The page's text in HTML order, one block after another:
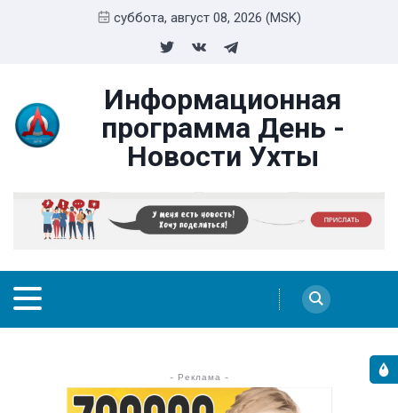
суббота, август 08, 2026 (MSK)
Информационная
программа День -
Новости Ухты
- Реклама -